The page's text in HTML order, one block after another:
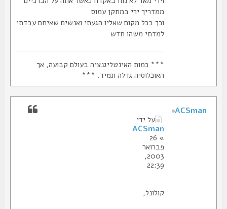
ממדריך ירי במתקן עמוס
וכך בכל מקום שאליו הגעתי ואנשים שאיתם עבדתי
למדתי משהו חדש
*** כמות האינטליגנציה בעולם קבועה, אך
האוכלוסיה גדלה תמיד. ***
על ידי
ACSman
פברואר
2003,
22:39
קולונל,
ACSman